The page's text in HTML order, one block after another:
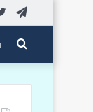
Twitter
Search
for